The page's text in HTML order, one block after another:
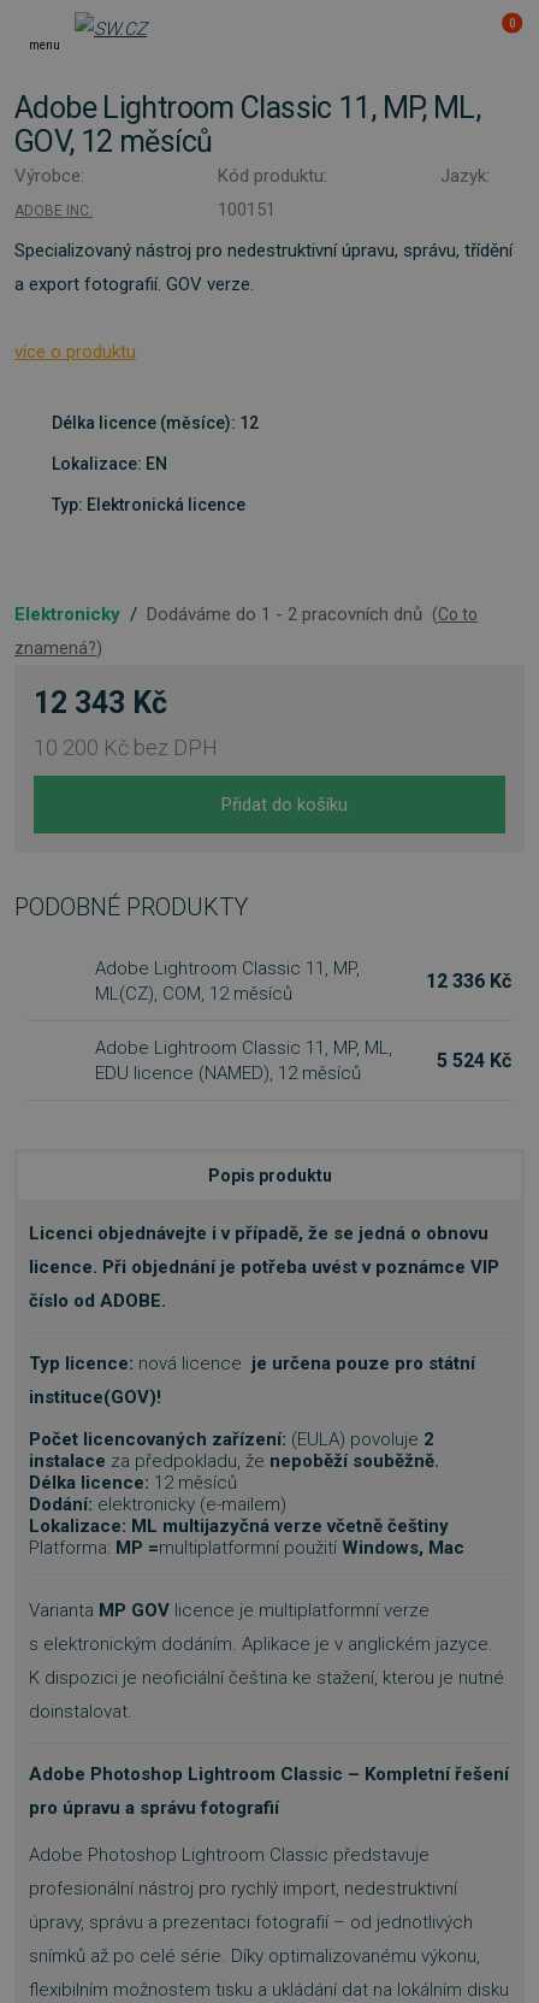
menu
0
Adobe Lightroom Classic 11, MP, ML,
GOV, 12 měsíců
Výrobce:
ADOBE INC.
Kód produktu:
100151
Jazyk:
Specializovaný nástroj pro nedestruktivní úpravu, správu, třídění
a export fotografií. GOV verze.
více o produktu
Délka licence (měsíce): 12
Lokalizace: EN
Typ: Elektronická licence
Elektronicky / Dodáváme do 1 - 2 pracovních dnů (Co to
znamená?)
12 343 Kč
10 200 Kč bez DPH
Přidat do košíku
PODOBNÉ PRODUKTY
Adobe Lightroom Classic 11, MP,
ML(CZ), COM, 12 měsíců
12 336 Kč
Adobe Lightroom Classic 11, MP, ML,
EDU licence (NAMED), 12 měsíců
5 524 Kč
Popis produktu
Licenci objednávejte i v případě, že se jedná o obnovu
licence. Při objednání je potřeba uvést v poznámce VIP
číslo od ADOBE.
Typ licence: nová licence je určena pouze pro státní
instituce(GOV)!
Počet licencovaných zařízení: (EULA) povoluje 2
instalace za předpokladu, že nepoběží souběžně.
Délka licence: 12 měsíců
Dodání: elektronicky (e-mailem)
Lokalizace: ML multijazyčná verze včetně češtiny
Platforma: MP =multiplatformní použití Windows, Mac
Varianta MP GOV licence je multiplatformní verze
s elektronickým dodáním. Aplikace je v anglickém jazyce.
K dispozici je neoficiální čeština ke stažení, kterou je nutné
doinstalovat.
Adobe Photoshop Lightroom Classic – Kompletní řešení
pro úpravu a správu fotografií
Adobe Photoshop Lightroom Classic představuje
profesionální nástroj pro rychlý import, nedestruktivní
úpravy, správu a prezentaci fotografií – od jednotlivých
snímků až po celé série. Díky optimalizovanému výkonu,
flexibilním možnostem tisku a ukládání dat na lokálním disku